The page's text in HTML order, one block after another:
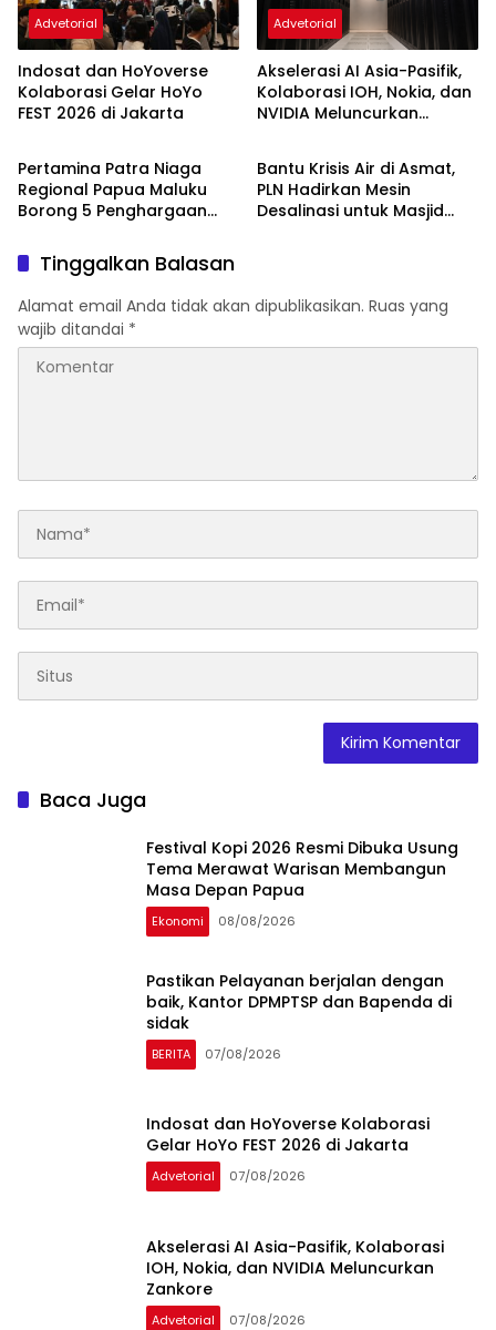
Advetorial
Indosat dan HoYoverse
Kolaborasi Gelar HoYo
FEST 2026 di Jakarta
Advetorial
Akselerasi AI Asia-Pasifik,
Kolaborasi IOH, Nokia, dan
NVIDIA Meluncurkan
Advetorial
Pertamina Patra Niaga
Regional Papua Maluku
Borong 5 Penghargaan
Advetorial
Bantu Krisis Air di Asmat,
PLN Hadirkan Mesin
Desalinasi untuk Masjid
Tinggalkan Balasan
Alamat email Anda tidak akan dipublikasikan. Ruas yang
wajib ditandai *
Baca Juga
Festival Kopi 2026 Resmi Dibuka Usung
Tema Merawat Warisan Membangun
Masa Depan Papua
Ekonomi 08/08/2026
Pastikan Pelayanan berjalan dengan
baik, Kantor DPMPTSP dan Bapenda di
sidak
BERITA 07/08/2026
Indosat dan HoYoverse Kolaborasi
Gelar HoYo FEST 2026 di Jakarta
Advetorial 07/08/2026
Akselerasi AI Asia-Pasifik, Kolaborasi
IOH, Nokia, dan NVIDIA Meluncurkan
Zankore
Advetorial 07/08/2026